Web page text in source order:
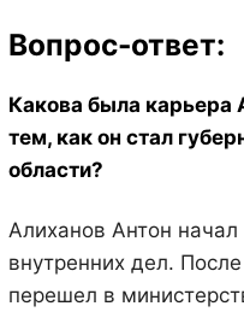
Вопрос-ответ:
Какова была карьера
тем, как он стал
области?
Алиханов Антон
внутренних дел.
перешел в